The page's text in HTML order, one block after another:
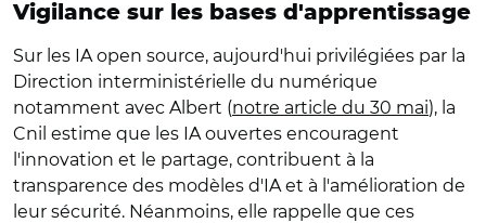
Vigilance sur les bases d'apprentissage
Sur les IA open source, aujourd'hui privilégiées par la
Direction interministérielle du numérique
notamment avec Albert (notre article du 30 mai), la
Cnil estime que les IA ouvertes encouragent
l'innovation et le partage, contribuent à la
transparence des modèles d'IA et à l'amélioration de
leur sécurité. Néanmoins, elle rappelle que ces